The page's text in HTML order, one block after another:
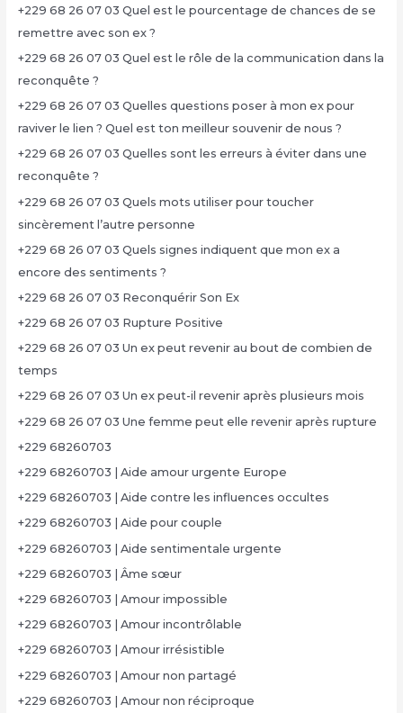
+229 68 26 07 03 Quel est le pourcentage de chances de se
remettre avec son ex ?
+229 68 26 07 03 Quel est le rôle de la communication dans la
reconquête ?
+229 68 26 07 03 Quelles questions poser à mon ex pour
raviver le lien ? Quel est ton meilleur souvenir de nous ?
+229 68 26 07 03 Quelles sont les erreurs à éviter dans une
reconquête ?
+229 68 26 07 03 Quels mots utiliser pour toucher
sincèrement l’autre personne
+229 68 26 07 03 Quels signes indiquent que mon ex a
encore des sentiments ?
+229 68 26 07 03 Reconquérir Son Ex
+229 68 26 07 03 Rupture Positive
+229 68 26 07 03 Un ex peut revenir au bout de combien de
temps
+229 68 26 07 03 Un ex peut-il revenir après plusieurs mois
+229 68 26 07 03 Une femme peut elle revenir après rupture
+229 68260703
+229 68260703 | Aide amour urgente Europe
+229 68260703 | Aide contre les influences occultes
+229 68260703 | Aide pour couple
+229 68260703 | Aide sentimentale urgente
+229 68260703 | Âme sœur
+229 68260703 | Amour impossible
+229 68260703 | Amour incontrôlable
+229 68260703 | Amour irrésistible
+229 68260703 | Amour non partagé
+229 68260703 | Amour non réciproque